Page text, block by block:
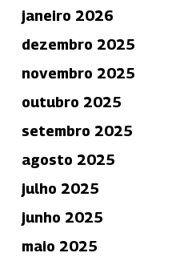
janeiro 2026
dezembro 2025
novembro 2025
outubro 2025
setembro 2025
agosto 2025
julho 2025
junho 2025
maio 2025